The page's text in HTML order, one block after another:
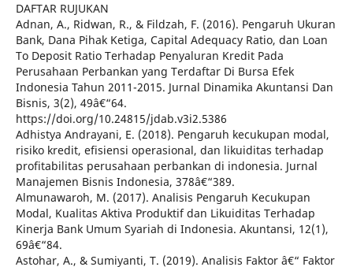
DAFTAR RUJUKAN
Adnan, A., Ridwan, R., & Fildzah, F. (2016). Pengaruh Ukuran
Bank, Dana Pihak Ketiga, Capital Adequacy Ratio, dan Loan
To Deposit Ratio Terhadap Penyaluran Kredit Pada
Perusahaan Perbankan yang Terdaftar Di Bursa Efek
Indonesia Tahun 2011-2015. Jurnal Dinamika Akuntansi Dan
Bisnis, 3(2), 49â€“64.
https://doi.org/10.24815/jdab.v3i2.5386
Adhistya Andrayani, E. (2018). Pengaruh kecukupan modal,
risiko kredit, efisiensi operasional, dan likuiditas terhadap
profitabilitas perusahaan perbankan di indonesia. Jurnal
Manajemen Bisnis Indonesia, 378â€“389.
Almunawaroh, M. (2017). Analisis Pengaruh Kecukupan
Modal, Kualitas Aktiva Produktif dan Likuiditas Terhadap
Kinerja Bank Umum Syariah di Indonesia. Akuntansi, 12(1),
69â€“84.
Astohar, A., & Sumiyanti, T. (2019). Analisis Faktor â€“ Faktor